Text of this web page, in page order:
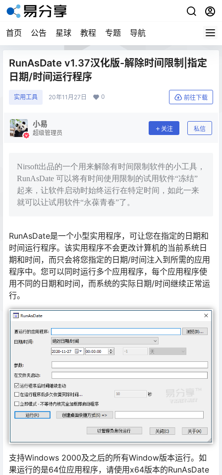
首页 公告 星球 教程 专题 导航
RunAsDate v1.37汉化版-解除时间限制|指定
日期/时间运行程序
实用工具 20年11月27日 0 前往下载
小易
超级管理员
关注 私信
Nirsoft出品的一个用来解除有时间限制软件的小工具，
RunAsDate 可以将有时间使用限制的试用软件“冻结”
起来，让软件启动时始终运行在特定时间，如此一来
就可以让试用软件“永葆青春”了。
RunAsDate是一个小型实用程序，可让您在指定的日期和
时间运行程序。该实用程序不会更改计算机的当前系统日
期和时间，而只会将您指定的日期/时间注入到所需的应用
程序中。您可以同时运行多个应用程序，每个应用程序使
用不同的日期和时间，而系统的实际日期/时间继续正常运
行。
支持Windows 2000及之后的所有Window版本运行。如
果运行的是64位应用程序，请使用x64版本的RunAsDate